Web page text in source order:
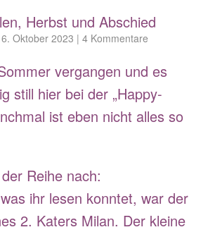
Herbst und Abschied
6. Oktober 2023 | 4 Kommentare
vergangen und es
still hier bei der „Happy-
ist eben nicht alles so
Reihe nach:
ihr lesen konntet, war der
2. Katers Milan. Der kleine